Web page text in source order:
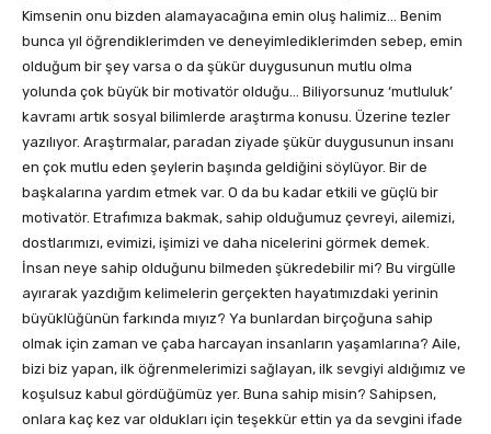
Kimsenin onu bizden alamayacağına emin oluş halimiz… Benim
bunca yıl öğrendiklerimden ve deneyimlediklerimden sebep, emin
olduğum bir şey varsa o da şükür duygusunun mutlu olma
yolunda çok büyük bir motivatör olduğu… Biliyorsunuz ‘mutluluk’
kavramı artık sosyal bilimlerde araştırma konusu. Üzerine tezler
yazılıyor. Araştırmalar, paradan ziyade şükür duygusunun insanı
en çok mutlu eden şeylerin başında geldiğini söylüyor. Bir de
başkalarına yardım etmek var. O da bu kadar etkili ve güçlü bir
motivatör. Etrafımıza bakmak, sahip olduğumuz çevreyi, ailemizi,
dostlarımızı, evimizi, işimizi ve daha nicelerini görmek demek.
İnsan neye sahip olduğunu bilmeden şükredebilir mi? Bu virgülle
ayırarak yazdığım kelimelerin gerçekten hayatımızdaki yerinin
büyüklüğünün farkında mıyız? Ya bunlardan birçoğuna sahip
olmak için zaman ve çaba harcayan insanların yaşamlarına? Aile,
bizi biz yapan, ilk öğrenmelerimizi sağlayan, ilk sevgiyi aldığımız ve
koşulsuz kabul gördüğümüz yer. Buna sahip misin? Sahipsen,
onlara kaç kez var oldukları için teşekkür ettin ya da sevgini ifade